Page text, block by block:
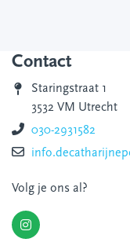
Contact
Staringstraat 1
3532 VM Utrecht
030-2931582
Volg je ons al?